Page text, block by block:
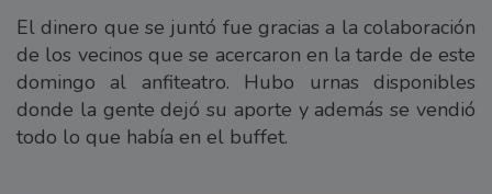
El dinero que se juntó fue gracias a la colaboración
de los vecinos que se acercaron en la tarde de este
domingo al anfiteatro. Hubo urnas disponibles
donde la gente dejó su aporte y además se vendió
todo lo que había en el buffet.